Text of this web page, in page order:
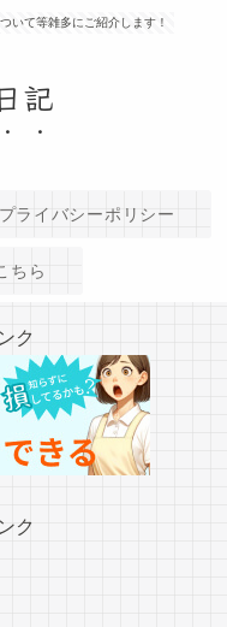
いて等雑多にご紹介します！
記
プライバシーポリシー
ちら
ク
ク